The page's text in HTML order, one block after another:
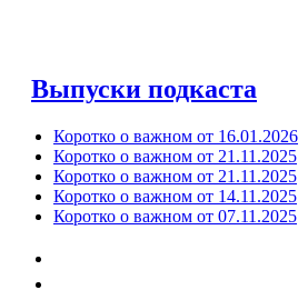
Выпуски подкаста
Коротко о важном от 16.01.2026
Коротко о важном от 21.11.2025
Коротко о важном от 21.11.2025
Коротко о важном от 14.11.2025
Коротко о важном от 07.11.2025